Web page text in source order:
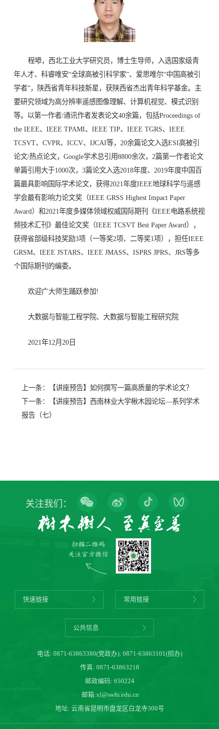
程塨，西北工业大学研究员，博士生导师，入选国家级青
年人才、科睿唯安“全球高被引科学家”、爱思唯尔“中国高被引
学者”，陕西省青年科技新星，获陕西省杰出青年科学基金。主
要研究领域为高分辨率遥感图像理解、计算机视觉、模式识别
等。以第一作者/通讯作者发表论文40余篇，包括Proceedings of
the IEEE、IEEE TPAMI、IEEE TIP、IEEE TGRS、IEEE
TCSVT、CVPR、ICCV、IJCAI等，20余篇论文入选ESI高被引
论文/热点论文，Google学术总引用8800余次，2篇第一作者论文
单篇引用大于1000次，3篇论文入选2018年度、2019年度中国百
篇最具影响国际学术论文，获得2021年度IEEE地球科学与遥感
学会最有影响力论文奖（IEEE GRSS Highest Impact Paper
Award）和2021年度多媒体领域权威国际期刊《IEEE电路系统视
频技术汇刊》最佳论文奖（IEEE TCSVT Best Paper Award），
获得省部级科技奖励3项（一等奖2项、二等奖1项），担任IEEE
GRSM、IEEE JSTARS、IEEE JMASS、ISPRS JPRS、JRS等多
个国际期刊的编委。
欢迎广大师生踊跃参加!
大数据与智能工程学院、大数据与智能工程研究院
2021年12月20日
上一条：
【讲座预告】如何撰写一篇高质量的学术论文？
下一条：
【讲座预告】西南林业大学楸木园论坛—系列学术
报告（七）
关注我们：
快速链接 常用链接
公共信息
电话: 0871-63863380(党政办); 0871-63863101(招办)
传真: 0871-63863218
邮政编码: 650224
邮箱:xl@swfu.edu.cn
地址: 云南省昆明市盘龙区白龙寺300号